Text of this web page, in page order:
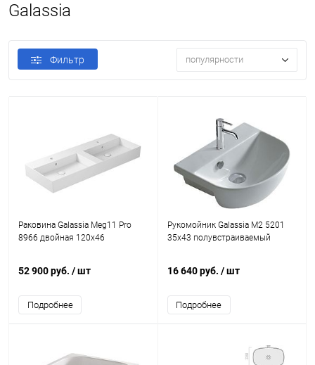
Galassia
Фильтр популярности
Раковина Galassia Meg11 Pro
8966 двойная 120x46
52 900 руб. / шт
Подробнее
Рукомойник Galassia M2 5201
35x43 полувстраиваемый
16 640 руб. / шт
Подробнее